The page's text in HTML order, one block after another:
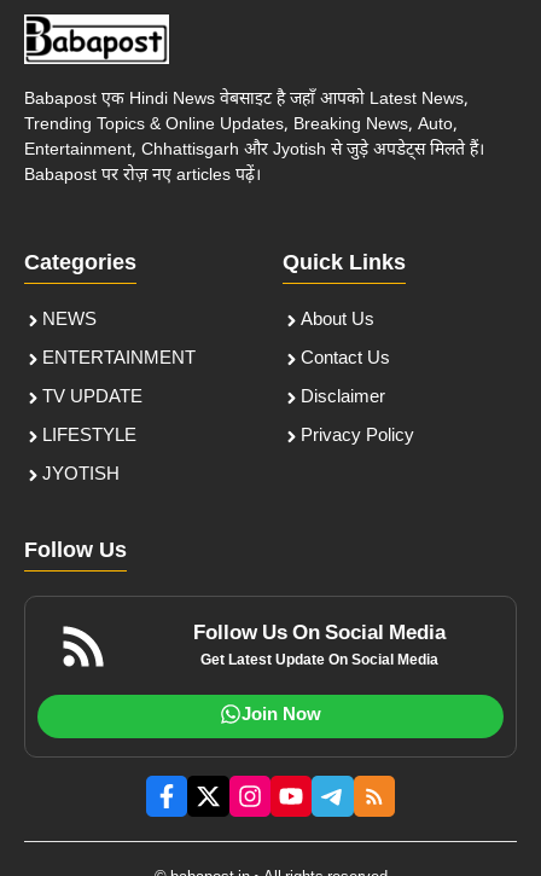
Babapost एक Hindi News वेबसाइट है जहाँ आपको Latest News,
Trending Topics & Online Updates, Breaking News, Auto,
Entertainment, Chhattisgarh और Jyotish से जुड़े अपडेट्स मिलते हैं।
Babapost पर रोज़ नए articles पढ़ें।
Categories
NEWS
ENTERTAINMENT
TV UPDATE
LIFESTYLE
JYOTISH
Quick Links
About Us
Contact Us
Disclaimer
Privacy Policy
Follow Us
Follow Us On Social Media
Get Latest Update On Social Media
Join Now